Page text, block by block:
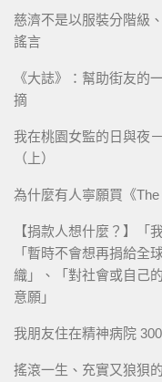
慈濟不是以服裝分階級
謠言
《大誌》：幫助街友的
摘
我在桃園女監的日與夜
（上）
為什麼有人寧願買《
【捐款人想什麼？】「
「暫時不會想再捐給全
織」、「對社會或自己
意願」
我朋友住在精神病院
搖滾一生、充實又狼狽